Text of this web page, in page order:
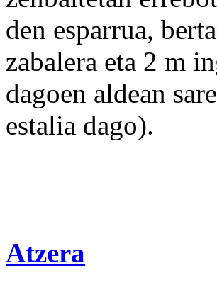
den esparrua,
zabalera eta 2 m
dagoen aldean
estalia dago).
Atzera